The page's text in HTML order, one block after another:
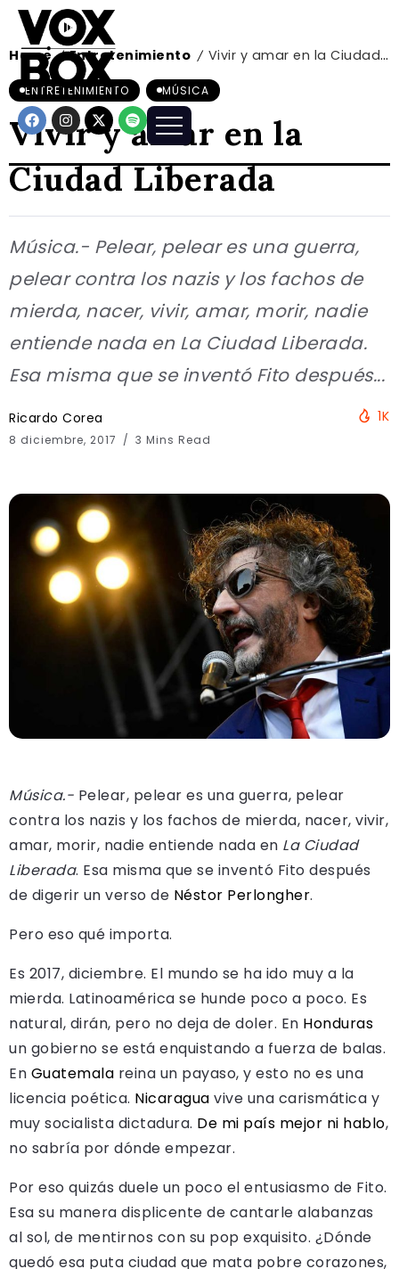
Home / Entretenimiento / Vivir y amar en la Ciudad Liberada
ENTRETENIMIENTO MÚSICA
Vivir y amar en la
Ciudad Liberada
Música.- Pelear, pelear es una guerra,
pelear contra los nazis y los fachos de
mierda, nacer, vivir, amar, morir, nadie
entiende nada en La Ciudad Liberada.
Esa misma que se inventó Fito después...
Ricardo Corea
8 diciembre, 2017 3 Mins Read
1K
Música.- Pelear, pelear es una guerra, pelear
contra los nazis y los fachos de mierda, nacer, vivir,
amar, morir, nadie entiende nada en La Ciudad
Liberada. Esa misma que se inventó Fito después
de digerir un verso de Néstor Perlongher.
Pero eso qué importa.
Es 2017, diciembre. El mundo se ha ido muy a la
mierda. Latinoamérica se hunde poco a poco. Es
natural, dirán, pero no deja de doler. En Honduras
un gobierno se está enquistando a fuerza de balas.
En Guatemala reina un payaso, y esto no es una
licencia poética. Nicaragua vive una carismática y
muy socialista dictadura. De mi país mejor ni hablo,
no sabría por dónde empezar.
Por eso quizás duele un poco el entusiasmo de Fito.
Esa su manera displicente de cantarle alabanzas
al sol, de mentirnos con su pop exquisito. ¿Dónde
quedó esa puta ciudad que mata pobre corazones,